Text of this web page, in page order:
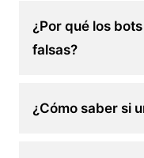
¿Por qué los
falsas?
¿Cómo saber si